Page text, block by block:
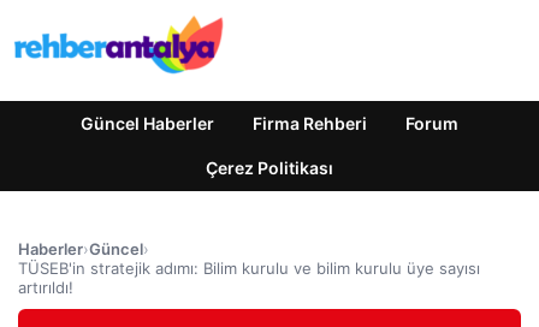
Güncel Haberler Firma Rehberi Forum
Çerez Politikası
Haberler›Güncel›
TÜSEB'in stratejik adımı: Bilim kurulu ve bilim kurulu üye sayısı
artırıldı!